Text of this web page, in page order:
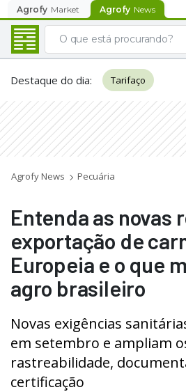
Agrofy Market Agrofy News
Destaque do dia: Tarifaço
Agrofy News Pecuária
Entenda as novas
exportação de
Europeia e o que
agro brasileiro
Novas exigências
em setembro e ampliam
rastreabilidade,
certificação